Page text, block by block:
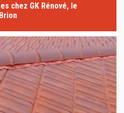
chez GK Rénové, le